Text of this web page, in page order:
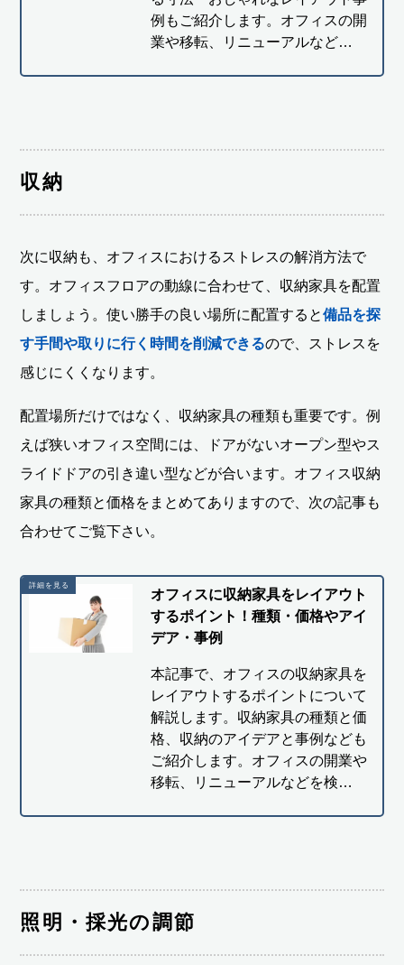
例もご紹介します。オフィスの開
業や移転、リニューアルなど…
収納
次に収納も、オフィスにおけるストレスの解消方法で
す。オフィスフロアの動線に合わせて、収納家具を配置
しましょう。使い勝手の良い場所に配置すると備品を探
す手間や取りに行く時間を削減できるので、ストレスを
感じにくくなります。
配置場所だけではなく、収納家具の種類も重要です。例
えば狭いオフィス空間には、ドアがないオープン型やス
ライドドアの引き違い型などが合います。オフィス収納
家具の種類と価格をまとめてありますので、次の記事も
合わせてご覧下さい。
オフィスに収納家具をレイアウト
するポイント！種類・価格やアイ
デア・事例
本記事で、オフィスの収納家具を
レイアウトするポイントについて
解説します。収納家具の種類と価
格、収納のアイデアと事例なども
ご紹介します。オフィスの開業や
移転、リニューアルなどを検…
照明・採光の調節